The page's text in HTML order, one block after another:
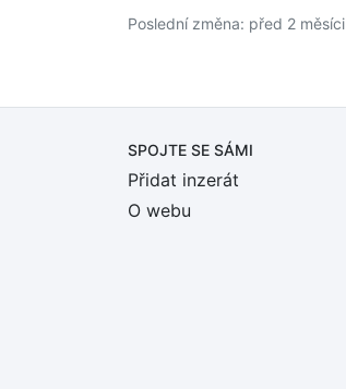
Poslední změna: před 2 měsíci
SPOJTE SE SÁMI
Přidat inzerát
O webu